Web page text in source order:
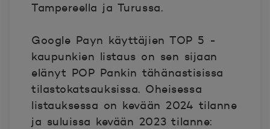
Tampereella ja Turussa.
Google Payn käyttäjien TOP 5 -
kaupunkien listaus on sen sijaan
elänyt POP Pankin tähänastisissa
tilastokatsauksissa. Oheisessa
listauksessa on kevään 2024 tilanne
ja suluissa kevään 2023 tilanne: